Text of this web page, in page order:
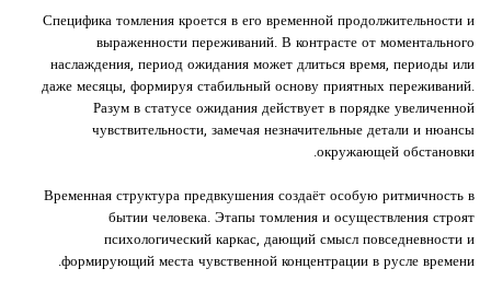
Специфика томления кроется в его временной продолжительности и
выраженности переживаний. В контрасте от моментального
наслаждения, период ожидания может длиться время, периоды или
даже месяцы, формируя стабильный основу приятных переживаний.
Разум в статусе ожидания действует в порядке увеличенной
чувствительности, замечая незначительные детали и нюансы
окружающей обстановки.
Временная структура предвкушения создаёт особую ритмичность в
бытии человека. Этапы томления и осуществления строят
психологический каркас, дающий смысл повседневности и
формирующий места чувственной концентрации в русле времени.